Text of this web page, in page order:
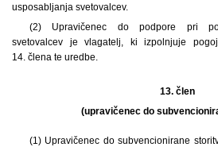
usposabljanja svetovalcev.
(2) Upravičenec do podpore pri
svetovalcev je vlagatelj, ki izpolnjuje
14. člena te uredbe.
13. člen
(upravičenec do
(1) Upravičenec do subvencionirane